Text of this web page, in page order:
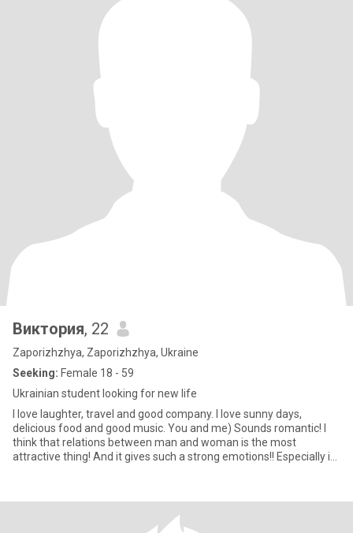
Виктория, 22
Zaporizhzhya, Zaporizhzhya, Ukraine
Seeking: Female 18 - 59
Ukrainian student looking for new life
I love laughter, travel and good company. I love sunny days,
delicious food and good music. You and me) Sounds romantic! I
think that relations between man and woman is the most
attractive thing! And it gives such a strong emotions!! Especially in